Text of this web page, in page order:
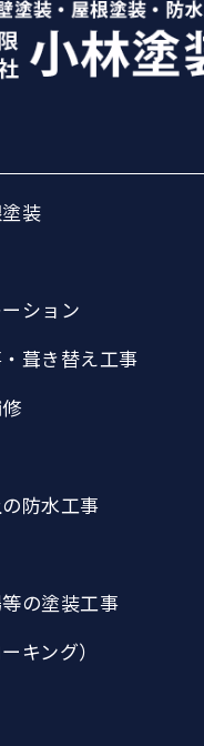
装
ション
葺き替え工事
防水工事
の塗装工事
キング）